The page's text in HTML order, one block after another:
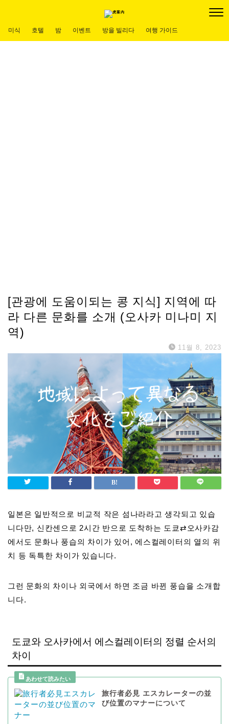
미식 호텔 밤 이벤트 방을 빌리다 여행 가이드
[관광에 도움이되는 콩 지식] 지역에 따
라 다른 문화를 소개 (오사카 미나미 지
역)
11월 8, 2023
일본은 일반적으로 비교적 작은 섬나라라고 생각되고 있습
니다만, 신칸센으로 2시간 반으로 도착하는 도쿄⇄오사카감
에서도 문화나 풍습의 차이가 있어, 에스컬레이터의 열의 위
치 등 독특한 차이가 있습니다.
그런 문화의 차이나 외국에서 하면 조금 바뀐 풍습을 소개합
니다.
도쿄와 오사카에서 에스컬레이터의 정렬 순서의
차이
旅行者必見 エスカレーターの並
び位置のマナーについて